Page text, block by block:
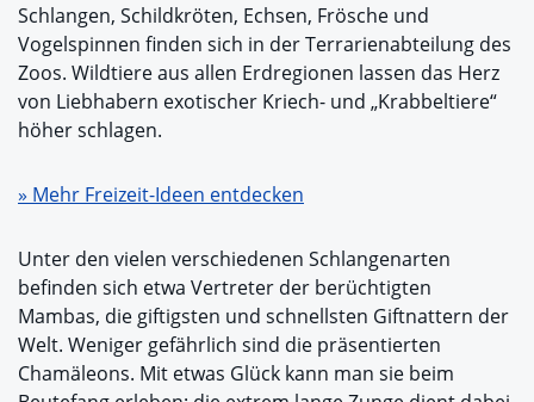
Schlangen, Schildkröten, Echsen, Frösche und
Vogelspinnen finden sich in der Terrarienabteilung des
Zoos. Wildtiere aus allen Erdregionen lassen das Herz
von Liebhabern exotischer Kriech- und „Krabbeltiere“
höher schlagen.
» Mehr Freizeit-Ideen entdecken
Unter den vielen verschiedenen Schlangenarten
befinden sich etwa Vertreter der berüchtigten
Mambas, die giftigsten und schnellsten Giftnattern der
Welt. Weniger gefährlich sind die präsentierten
Chamäleons. Mit etwas Glück kann man sie beim